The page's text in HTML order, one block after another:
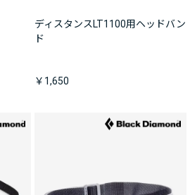
ディスタンスLT1100用ヘッドバン
ド
￥1,650